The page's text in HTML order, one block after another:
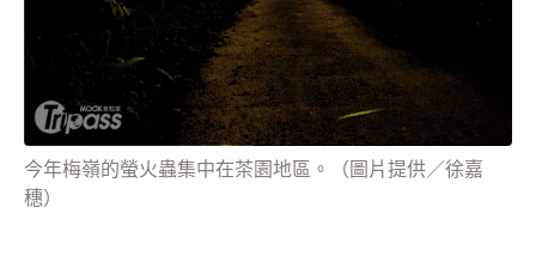
今年梅嶺的螢火蟲集中在茶園地區。（圖片提供／徐嘉
穗）